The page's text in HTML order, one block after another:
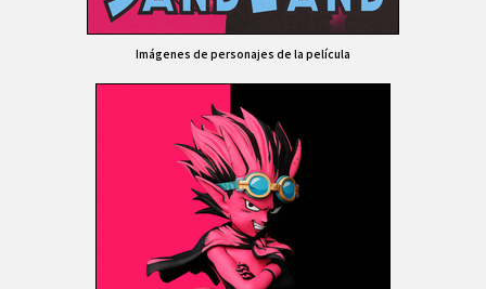
Imágenes de personajes de la película